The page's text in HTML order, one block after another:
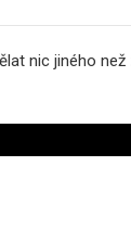
nic jiného